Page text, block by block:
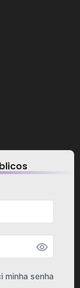
minha senha